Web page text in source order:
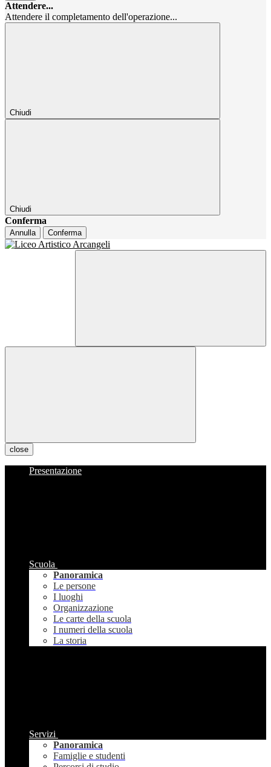
Attendere...
Attendere il completamento dell'operazione...
Chiudi
Chiudi
Conferma
Annulla Conferma
close
Presentazione
Scuola
Panoramica
Le persone
I luoghi
Organizzazione
Le carte della scuola
I numeri della scuola
La storia
Servizi
Panoramica
Famiglie e studenti